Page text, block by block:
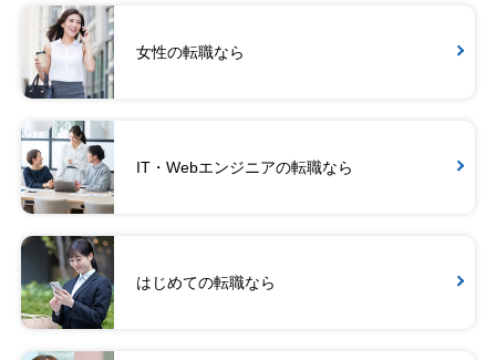
女性の転職なら
IT・Webエンジニアの転職なら
はじめての転職なら